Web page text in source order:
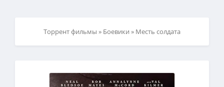
Торрент фильмы » Боевики » Месть солдата